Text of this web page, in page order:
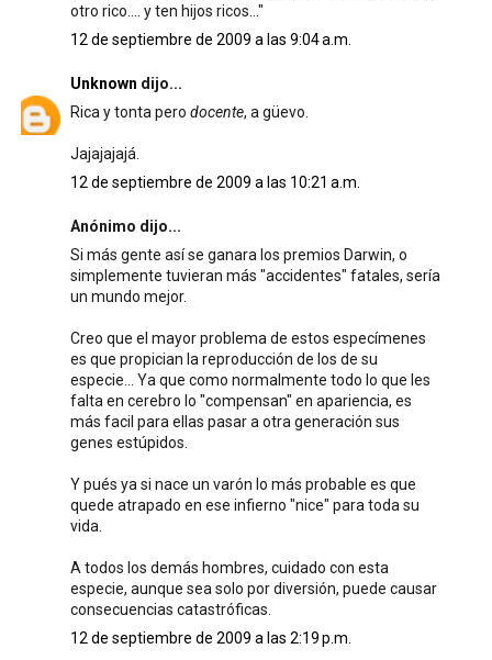
otro rico.... y ten hijos ricos..."
12 de septiembre de 2009 a las 9:04 a.m.
Unknown dijo...
Rica y tonta pero docente, a güevo.
Jajajajajá.
12 de septiembre de 2009 a las 10:21 a.m.
Anónimo dijo...
Si más gente así se ganara los premios Darwin, o
simplemente tuvieran más "accidentes" fatales, sería
un mundo mejor.
Creo que el mayor problema de estos especímenes
es que propician la reproducción de los de su
especie... Ya que como normalmente todo lo que les
falta en cerebro lo "compensan" en apariencia, es
más facil para ellas pasar a otra generación sus
genes estúpidos.
Y pués ya si nace un varón lo más probable es que
quede atrapado en ese infierno "nice" para toda su
vida.
A todos los demás hombres, cuidado con esta
especie, aunque sea solo por diversión, puede causar
consecuencias catastróficas.
12 de septiembre de 2009 a las 2:19 p.m.